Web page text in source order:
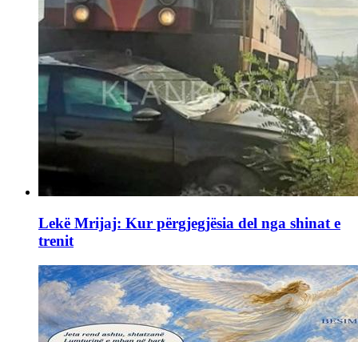
Lekë Mrijaj: Kur përgjegjësia del nga shinat e
trenit